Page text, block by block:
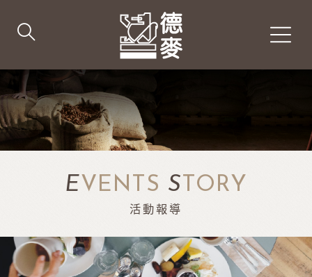
E VENTS S TORY
活動報導